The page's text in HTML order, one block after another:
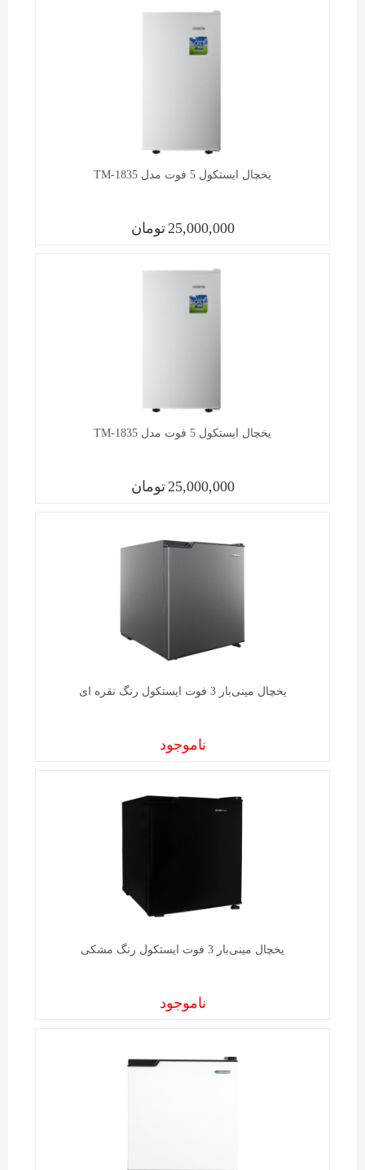
یخچال ايستکول 5 فوت مدل TM-1835
25,000,000تومان
یخچال ايستکول 5 فوت مدل TM-1835
25,000,000تومان
یخچال مینی‌بار 3 فوت ایستکول رنگ نقره ای
ناموجود
یخچال مینی‌بار 3 فوت ایستکول رنگ مشکی
ناموجود